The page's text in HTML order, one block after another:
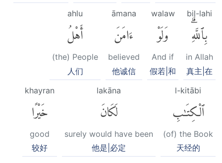
bil-lahi
بِٱللَّهِۗ
in Allah
真主|在
walaw
وَلَوْ
And if
假若|和
āmana
ءَامَنَ
believed
他诚信
ahlu
أَهْلُ
(the) People
人们
l-kitābi
ٱلْكِتَٰبِ
(of) the Book
天经的
lakāna
لَكَانَ
surely would have been
他是|必定
khayran
خَيْرًا
good
较好